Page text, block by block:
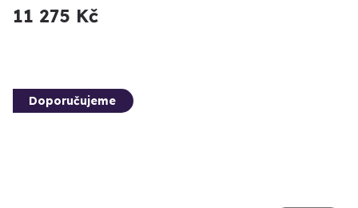
11 275 Kč
Doporučujeme